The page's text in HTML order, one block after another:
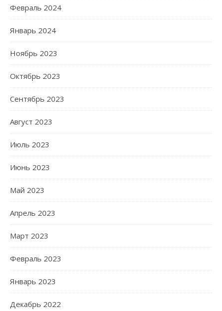
Февраль 2024
Январь 2024
Ноябрь 2023
Октябрь 2023
Сентябрь 2023
Август 2023
Июль 2023
Июнь 2023
Май 2023
Апрель 2023
Март 2023
Февраль 2023
Январь 2023
Декабрь 2022